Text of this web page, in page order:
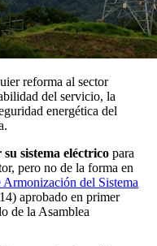
reforma al sector
del servicio, la
energética del
sistema eléctrico para
pero no de la forma en
Armonización del Sistema
aprobado en primer
de la Asamblea